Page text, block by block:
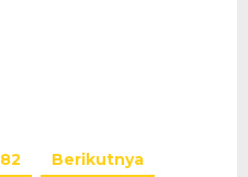
82 Berikutnya